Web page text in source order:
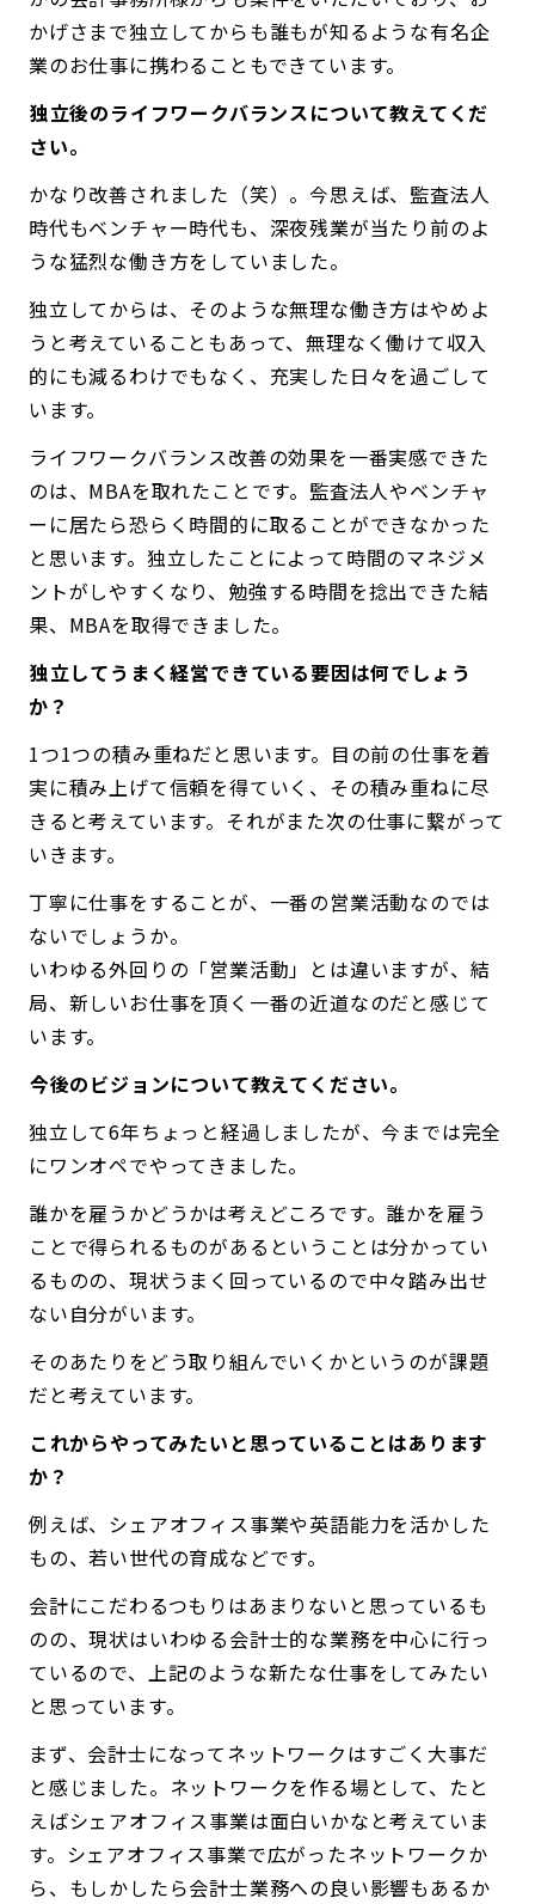
かげさまで独立してからも誰もが知るような有名企
業のお仕事に携わることもできています。
――独立後のライフワークバランスについて教えてくだ
さい。
かなり改善されました（笑）。今思えば、監査法人
時代もベンチャー時代も、深夜残業が当たり前のよ
うな猛烈な働き方をしていました。
独立してからは、そのような無理な働き方はやめよ
うと考えていることもあって、無理なく働けて収入
的にも減るわけでもなく、充実した日々を過ごして
います。
ライフワークバランス改善の効果を一番実感できた
のは、MBAを取れたことです。監査法人やベンチャ
ーに居たら恐らく時間的に取ることができなかった
と思います。独立したことによって時間のマネジメ
ントがしやすくなり、勉強する時間を捻出できた結
果、MBAを取得できました。
――独立してうまく経営できている要因は何でしょう
か？
1つ1つの積み重ねだと思います。目の前の仕事を着
実に積み上げて信頼を得ていく、その積み重ねに尽
きると考えています。それがまた次の仕事に繋がって
いきます。
丁寧に仕事をすることが、一番の営業活動なのでは
ないでしょうか。
いわゆる外回りの「営業活動」とは違いますが、結
局、新しいお仕事を頂く一番の近道なのだと感じて
います。
――今後のビジョンについて教えてください。
独立して6年ちょっと経過しましたが、今までは完全
にワンオペでやってきました。
誰かを雇うかどうかは考えどころです。誰かを雇う
ことで得られるものがあるということは分かってい
るものの、現状うまく回っているので中々踏み出せ
ない自分がいます。
そのあたりをどう取り組んでいくかというのが課題
だと考えています。
――これからやってみたいと思っていることはあります
か？
例えば、シェアオフィス事業や英語能力を活かした
もの、若い世代の育成などです。
会計にこだわるつもりはあまりないと思っているも
のの、現状はいわゆる会計士的な業務を中心に行っ
ているので、上記のような新たな仕事をしてみたい
と思っています。
まず、会計士になってネットワークはすごく大事だ
と感じました。ネットワークを作る場として、たと
えばシェアオフィス事業は面白いかなと考えていま
す。シェアオフィス事業で広がったネットワークか
ら、もしかしたら会計士業務への良い影響もあるか